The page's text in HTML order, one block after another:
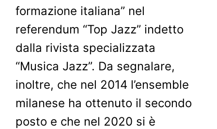
formazione italiana” nel
referendum “Top Jazz” indetto
dalla rivista specializzata
“Musica Jazz”. Da segnalare,
inoltre, che nel 2014 l’ensemble
milanese ha ottenuto il secondo
posto e che nel 2020 si è